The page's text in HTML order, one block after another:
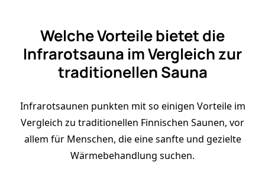
Welche Vorteile bietet die
Infrarotsauna im Vergleich zur
traditionellen Sauna
Infrarotsaunen punkten mit so einigen Vorteile im
Vergleich zu traditionellen Finnischen Saunen, vor
allem für Menschen, die eine sanfte und gezielte
Wärmebehandlung suchen.